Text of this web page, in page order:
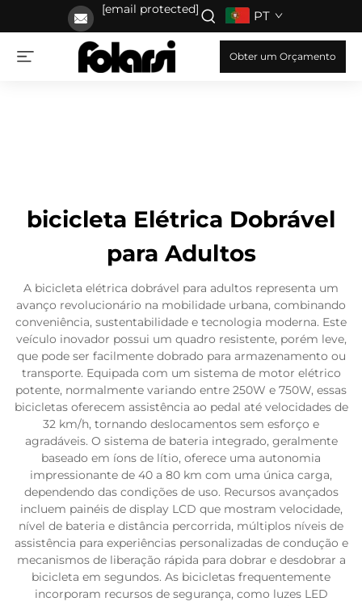
[email protected] PT
Obter um Orçamento
bicicleta Elétrica Dobrável
para Adultos
A bicicleta elétrica dobrável para adultos representa um
avanço revolucionário na mobilidade urbana, combinando
conveniência, sustentabilidade e tecnologia moderna. Este
veículo inovador possui um quadro resistente, porém leve,
que pode ser facilmente dobrado para armazenamento ou
transporte. Equipada com um sistema de motor elétrico
potente, normalmente variando entre 250W e 750W, essas
bicicletas oferecem assistência ao pedal até velocidades de
32 km/h, tornando deslocamentos sem esforço e
agradáveis. O sistema de bateria integrado, geralmente
baseado em íons de lítio, oferece uma autonomia
impressionante de 40 a 80 km com uma única carga,
dependendo das condições de uso. Recursos avançados
incluem painéis de display LCD que mostram velocidade,
nível de bateria e distância percorrida, múltiplos níveis de
assistência para experiências personalizadas de condução e
mecanismos de liberação rápida para dobrar e desdobrar a
bicicleta em segundos. As bicicletas frequentemente
incorporam recursos de segurança, como luzes LED